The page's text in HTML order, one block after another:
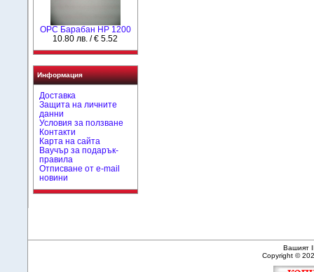
OPC Барабан HP 1200
10.80 лв. / € 5.52
Информация
Доставка
Защита на личните
данни
Условия за ползване
Контакти
Карта на сайта
Ваучър за подарък-
правила
Отписване от e-mail
новини
Вашият
Copyright ©